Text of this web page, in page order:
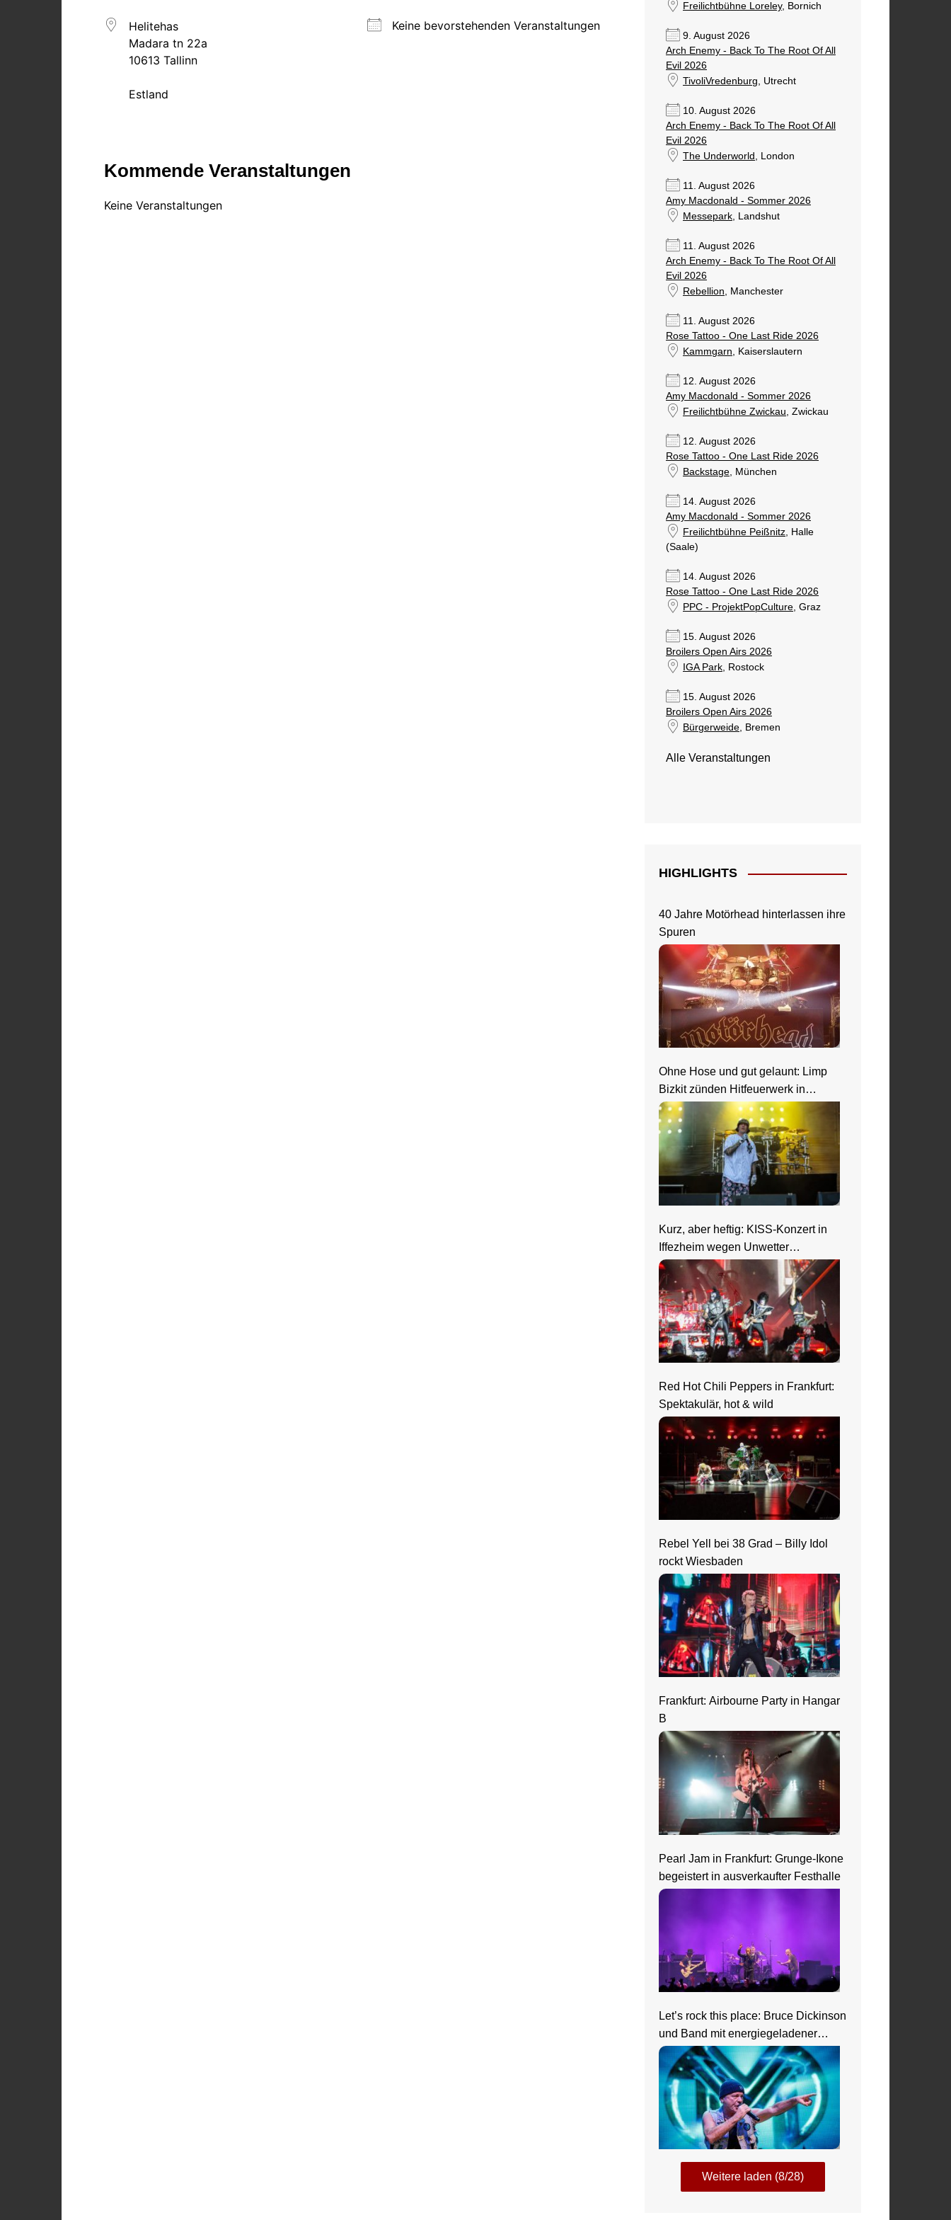
Helitehas
Madara tn 22a
10613 Tallinn
Estland
Keine bevorstehenden Veranstaltungen
Kommende Veranstaltungen
Keine Veranstaltungen
Freilichtbühne Loreley, Bornich
9. August 2026
Arch Enemy - Back To The Root Of All
Evil 2026
TivoliVredenburg, Utrecht
10. August 2026
Arch Enemy - Back To The Root Of All
Evil 2026
The Underworld , London
11. August 2026
Amy Macdonald - Sommer 2026
Messepark, Landshut
11. August 2026
Arch Enemy - Back To The Root Of All
Evil 2026
Rebellion, Manchester
11. August 2026
Rose Tattoo - One Last Ride 2026
Kammgarn, Kaiserslautern
12. August 2026
Amy Macdonald - Sommer 2026
Freilichtbühne Zwickau, Zwickau
12. August 2026
Rose Tattoo - One Last Ride 2026
Backstage, München
14. August 2026
Amy Macdonald - Sommer 2026
Freilichtbühne Peißnitz, Halle
(Saale)
14. August 2026
Rose Tattoo - One Last Ride 2026
PPC - ProjektPopCulture, Graz
15. August 2026
Broilers Open Airs 2026
IGA Park, Rostock
15. August 2026
Broilers Open Airs 2026
Bürgerweide, Bremen
Alle Veranstaltungen
HIGHLIGHTS
40 Jahre Motörhead hinterlassen ihre
Spuren
Ohne Hose und gut gelaunt: Limp
Bizkit zünden Hitfeuerwerk in
Saarbrücken
Kurz, aber heftig: KISS-Konzert in
Iffezheim wegen Unwetter
abgebrochen
Red Hot Chili Peppers in Frankfurt:
Spektakulär, hot & wild
Rebel Yell bei 38 Grad – Billy Idol
rockt Wiesbaden
Frankfurt: Airbourne Party in Hangar
B
Pearl Jam in Frankfurt: Grunge-Ikone
begeistert in ausverkaufter Festhalle
Let’s rock this place: Bruce Dickinson
und Band mit energiegeladener
Show beim Zeltfestival Rhein-Neckar
Weitere laden (8/28)